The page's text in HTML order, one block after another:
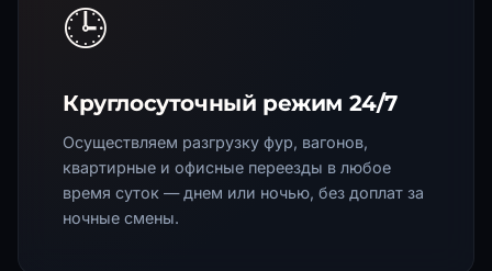
🕒
Круглосуточный режим 24/7
Осуществляем разгрузку фур, вагонов,
квартирные и офисные переезды в любое
время суток — днем или ночью, без доплат за
ночные смены.